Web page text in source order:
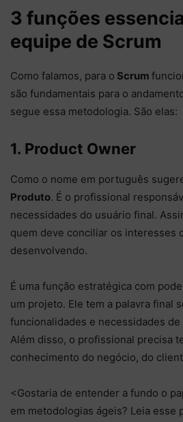
3 funções
equipe de Scrum
Como falamos, para o Scrum
são fundamentais para o
segue essa metodologia. São elas:
1. Product Owner
Como o nome em português
Produto. É o profissional
necessidades do usuário final.
quem deve conciliar os interesses
desenvolvendo.
É uma função estratégica com
um projeto. Ele tem a palavra final
funcionalidades e necessidades
Além disso, o profissional precisa
conhecimento do negócio, do
<Gostaria de entender a fundo o
em metodologias ágeis? Leia esse